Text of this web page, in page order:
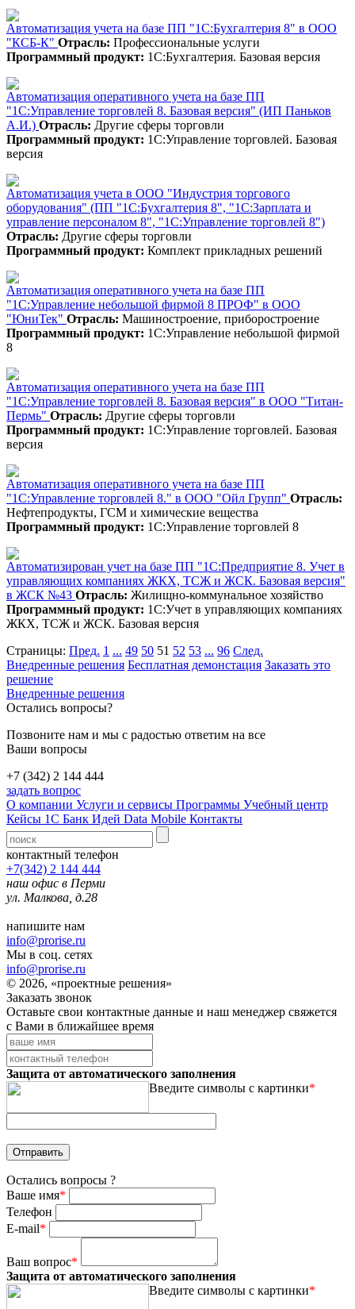
Автоматизация учета на базе ПП "1С:Бухгалтерия 8" в ООО
"КСБ-К" Отрасль: Профессиональные услуги
Программный продукт: 1С:Бухгалтерия. Базовая версия
Автоматизация оперативного учета на базе ПП
"1С:Управление торговлей 8. Базовая версия" (ИП Паньков
А.И.) Отрасль: Другие сферы торговли
Программный продукт: 1С:Управление торговлей. Базовая
версия
Автоматизация учета в ООО "Индустрия торгового
оборудования" (ПП "1С:Бухгалтерия 8", "1С:Зарплата и
управление персоналом 8", "1С:Управление торговлей 8")
Отрасль: Другие сферы торговли
Программный продукт: Комплект прикладных решений
Автоматизация оперативного учета на базе ПП
"1С:Управление небольшой фирмой 8 ПРОФ" в ООО
"ЮниТек" Отрасль: Машиностроение, приборостроение
Программный продукт: 1С:Управление небольшой фирмой
8
Автоматизация оперативного учета на базе ПП
"1С:Управление торговлей 8. Базовая версия" в ООО "Титан-
Пермь" Отрасль: Другие сферы торговли
Программный продукт: 1С:Управление торговлей. Базовая
версия
Автоматизация оперативного учета на базе ПП
"1С:Управление торговлей 8." в ООО "Ойл Групп" Отрасль:
Нефтепродукты, ГСМ и химические вещества
Программный продукт: 1С:Управление торговлей 8
Автоматизирован учет на базе ПП "1С:Предприятие 8. Учет в
управляющих компаниях ЖКХ, ТСЖ и ЖСК. Базовая версия"
в ЖСК №43 Отрасль: Жилищно-коммунальное хозяйство
Программный продукт: 1С:Учет в управляющих компаниях
ЖКХ, ТСЖ и ЖСК. Базовая версия
Страницы: Пред. 1 ... 49 50 51 52 53 ... 96 След.
Внедренные решения Бесплатная демонстация Заказать это
решение
Внедренные решения
Остались вопросы?
Позвоните нам и мы с радостью ответим на все
Ваши вопросы
+7 (342) 2 144 444
задать вопрос
О компании Услуги и сервисы Программы Учебный центр
Кейсы 1С Банк Идей Data Mobile Контакты
контактный телефон
+7(342) 2 144 444
наш офис в Перми
ул. Малкова, д.28
напишите нам
info@prorise.ru
Мы в соц. сетях
info@prorise.ru
© 2026, «проектные решения»
Заказать звонок
Оставьте свои контактные данные и наш менеджер свяжется
с Вами в ближайшее время
Защита от автоматического заполнения
Введите символы с картинки*
Остались вопросы ?
Ваше имя*
Телефон
E-mail*
Ваш вопрос*
Защита от автоматического заполнения
Введите символы с картинки*